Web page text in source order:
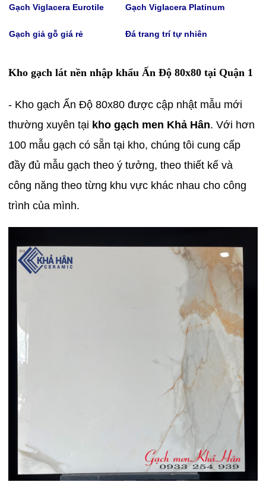
Gạch Viglacera Eurotile Gạch Viglacera Platinum
Gạch giả gỗ giá rẻ Đá trang trí tự nhiên
Kho gạch lát nền nhập khẩu Ấn Độ 80x80 tại Quận 1
- Kho gạch Ấn Độ 80x80 được cập nhật mẫu mới
thường xuyên tại kho gạch men Khả Hân. Với hơn
100 mẫu gạch có sẵn tại kho, chúng tôi cung cấp
đầy đủ mẫu gạch theo ý tưởng, theo thiết kế và
công năng theo từng khu vực khác nhau cho công
trình của mình.